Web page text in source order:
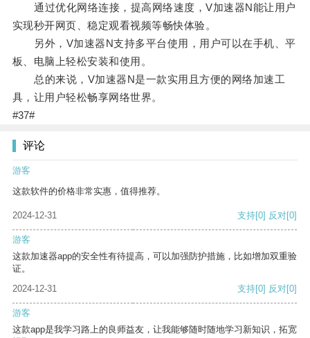
通过优化网络连接，提高网络速度，V加速器N能让用户
实现秒开网页、稳定观看视频等畅快体验。
另外，V加速器N支持多平台使用，用户可以在手机、平
板、电脑上轻松安装和使用。
总的来说，V加速器N是一款实用且方便的网络加速工
具，让用户轻松畅享网络世界。
#37#
评论
游客
这款软件的价格非常实惠，值得推荐。
2024-12-31 支持[0] 反对[0]
游客
这款加速器app的安全性有待提高，可以加强防护措施，比如增加双重验
证。
2024-12-31
支持[0] 反对[0]
游客
这款app是我学习路上的良师益友，让我能够随时随地学习新知识，拓宽